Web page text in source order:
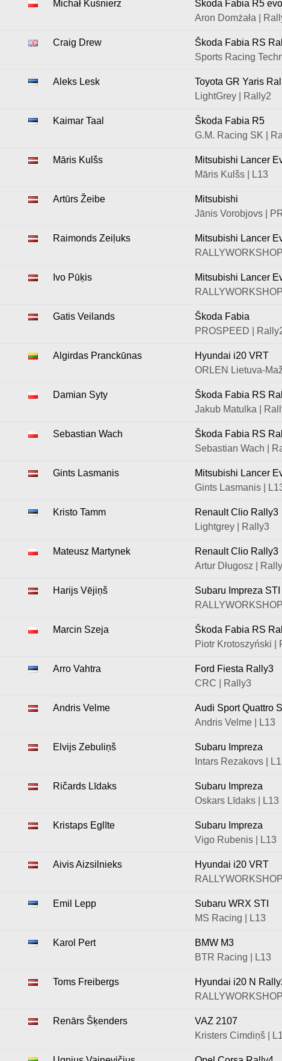
Michał Kuśnierz
Škoda Fabia R5 evo
Aron Domżała |
Craig Drew
Škoda Fabia RS
Sports Racing
Aleks Lesk
Toyota GR Yaris
LightGrey | Rally2
Kaimar Taal
Škoda Fabia R5
G.M. Racing SK |
Māris Kulšs
Mitsubishi Lancer
Māris Kulšs | L13
Artūrs Žeibe
Mitsubishi
Jānis Vorobjovs |
Raimonds Zeiļuks
Mitsubishi Lancer
Ivo Pūķis
Mitsubishi Lancer
Gatis Veilands
Škoda Fabia
PROSPEED |
Algirdas Pranckūnas
Hyundai i20 VRT
ORLEN Lietuva-
Damian Syty
Škoda Fabia RS
Jakub Matulka |
Sebastian Wach
Škoda Fabia RS
Sebastian Wach |
Gints Lasmanis
Mitsubishi Lancer
Gints Lasmanis |
Kristo Tamm
Renault Clio Rally3
Lightgrey | Rally3
Mateusz Martynek
Renault Clio Rally3
Artur Długosz |
Harijs Vējiņš
Subaru Impreza STI
Marcin Szeja
Škoda Fabia RS
Piotr Krotoszyński |
Arro Vahtra
Ford Fiesta Rally3
CRC | Rally3
Andris Velme
Audi Sport Quattro
Andris Velme | L13
Elvijs Zebuliņš
Subaru Impreza
Intars Rezakovs |
Ričards Līdaks
Subaru Impreza
Oskars Līdaks | L13
Kristaps Eglīte
Subaru Impreza
Vigo Rubenis | L13
Aivis Aizsilnieks
Hyundai i20 VRT
Emil Lepp
Subaru WRX STI
MS Racing | L13
Karol Pert
BMW M3
BTR Racing | L13
Toms Freibergs
Hyundai i20 N
Renārs Šķenders
VAZ 2107
Kristers Cimdiņš |